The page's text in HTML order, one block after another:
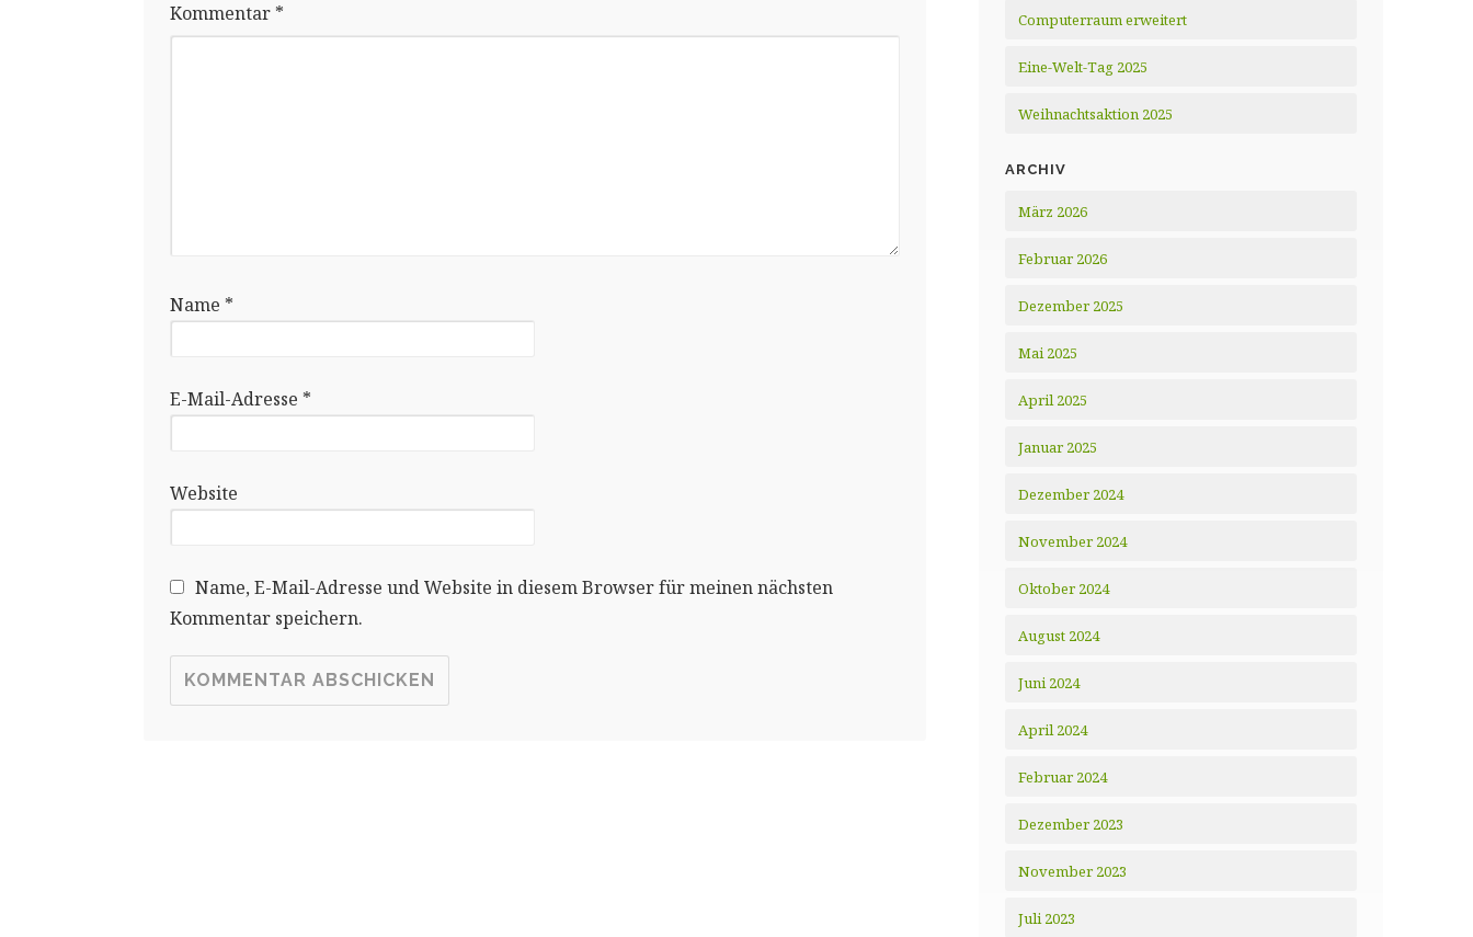
Kommentar *
Name *
E-Mail-Adresse *
Website
Name, E-Mail-Adresse und Website in diesem Browser für meinen nächsten
Kommentar speichern.
Computerraum erweitert
Eine-Welt-Tag 2025
Weihnachtsaktion 2025
ARCHIV
März 2026
Februar 2026
Dezember 2025
Mai 2025
April 2025
Januar 2025
Dezember 2024
November 2024
Oktober 2024
August 2024
Juni 2024
April 2024
Februar 2024
Dezember 2023
November 2023
Juli 2023